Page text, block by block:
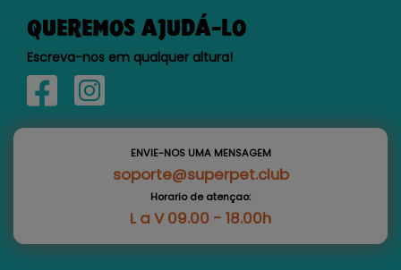
QUEREMOS AJUDÁ-LO
Escreva-nos em qualquer altura!
ENVIE-NOS UMA MENSAGEM
soporte@superpet.club
Horario de atençao:
L a V 09.00 - 18.00h